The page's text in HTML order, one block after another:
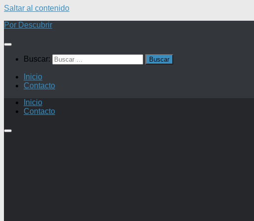
Saltar al contenido
Por Descubrir
Buscar:
Inicio
Contacto
Inicio
Contacto